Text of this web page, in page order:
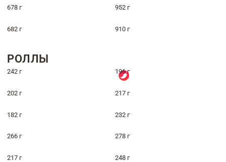
678 г 952 г
682 г 910 г
РОЛЛЫ
242 г 196 г
202 г 217 г
182 г 232 г
266 г 278 г
217 г 248 г